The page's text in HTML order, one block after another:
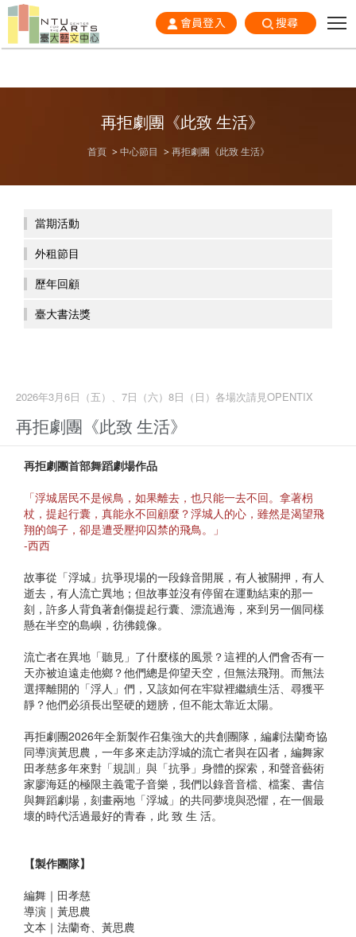
會員登入 搜尋
再拒劇團《此致 生活》
首頁 中心節目 再拒劇團《此致 生活》
當期活動
外租節目
歷年回顧
臺大書法獎
2026年3月6日（五）、7日（六）8日（日）各場次請見OPENTIX
再拒劇團《此致 生活》
再拒劇團首部舞蹈劇場作品
「浮城居民不是候鳥，如果離去，也只能一去不回。拿著枴
杖，提起行囊，真能永不回顧麼？浮城人的心，雖然是渴望飛
翔的鴿子，卻是遭受壓抑囚禁的飛鳥。」
-西西
故事從「浮城」抗爭現場的一段錄音開展，有人被關押，有人
逝去，有人流亡異地；但故事並沒有停留在運動結束的那一
刻，許多人背負著創傷提起行囊、漂流過海，來到另一個同樣
懸在半空的島嶼，彷彿鏡像。
流亡者在異地「聽見」了什麼樣的風景？這裡的人們會否有一
天亦被迫遠走他鄉？他們總是仰望天空，但無法飛翔。而無法
選擇離開的「浮人」們，又該如何在牢獄裡繼續生活、尋獲平
靜？他們必須長出堅硬的翅膀，但不能太靠近太陽。
再拒劇團2026年全新製作召集強大的共創團隊，編劇法蘭奇協
同導演黃思農，一年多來走訪浮城的流亡者與在囚者，編舞家
田孝慈多年來對「規訓」與「抗爭」身體的探索，和聲音藝術
家廖海廷的極限主義電子音樂，我們以錄音音檔、檔案、書信
與舞蹈劇場，刻畫兩地「浮城」的共同夢境與恐懼，在一個最
壞的時代活過最好的青春，此 致 生 活。
【製作團隊】
編舞｜田孝慈
導演｜黃思農
文本｜法蘭奇、黃思農